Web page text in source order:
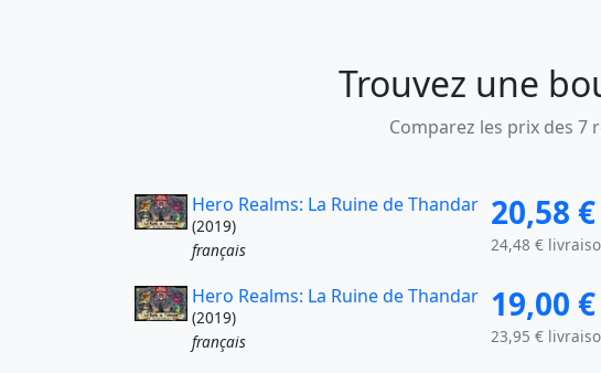
Trouvez une
Comparez les prix des
Hero Realms: La Ruine de Thandar
(2019)
français
20,58 €
24,48 €
Hero Realms: La Ruine de Thandar
(2019)
français
19,00 €
23,95 €